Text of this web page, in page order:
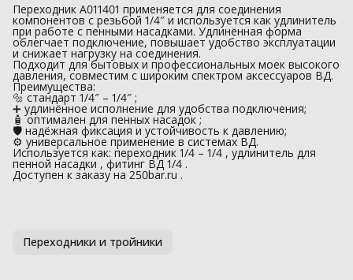
Переходник A011401 применяется для соединения
компонентов с резьбой 1/4″ и используется как удлинитель
при работе с пенными насадками. Удлинённая форма
облегчает подключение, повышает удобство эксплуатации
и снижает нагрузку на соединения.
Подходит для бытовых и профессиональных моек высокого
давления, совместим с широким спектром аксессуаров ВД.
Преимущества:
🔩 стандарт 1/4″ – 1/4″ ;
➕ удлинённое исполнение для удобства подключения;
🧴 оптимален для пенных насадок ;
🛡 надёжная фиксация и устойчивость к давлению;
⚙️ универсальное применение в системах ВД.
Используется как: переходник 1/4 – 1/4 , удлинитель для
пенной насадки , фитинг ВД 1/4 .
Доступен к заказу на 250bar.ru .
Переходники и тройники